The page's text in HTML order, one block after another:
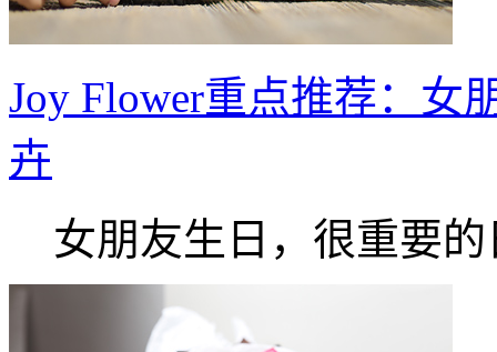
Joy Flower重点推荐：女
卉
女朋友生日，很重要的